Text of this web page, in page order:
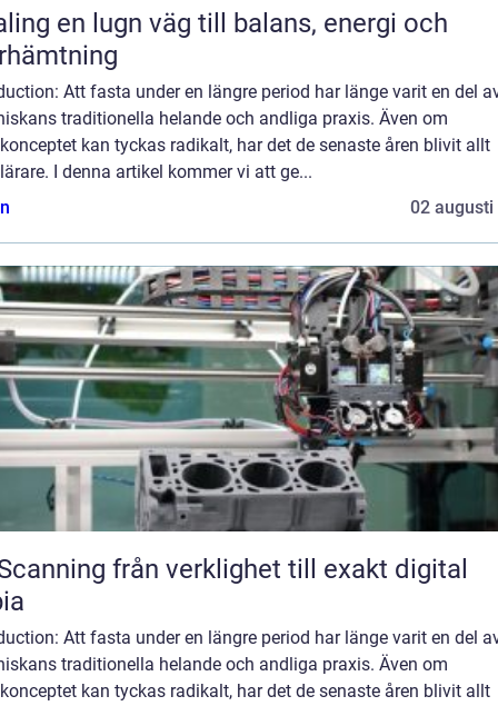
balans, energi och
Att fasta under en längre period har länge varit en del
traditionella helande och andliga praxis. Även om
kan tyckas radikalt, har det de senaste åren blivit allt
I denna artikel kommer vi att ge...
02 augusti
verklighet till exakt digital
Att fasta under en längre period har länge varit en del
traditionella helande och andliga praxis. Även om
kan tyckas radikalt, har det de senaste åren blivit allt